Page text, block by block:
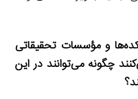
و مؤسسات تحقیقاتی
چگونه می‌توانند در این